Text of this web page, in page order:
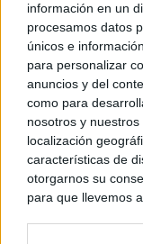
información en un
procesamos datos
únicos e
para personalizar
anuncios y del
como para
nosotros y
localización
características de
otorgarnos su
para que llevemos
© Kiosko.net